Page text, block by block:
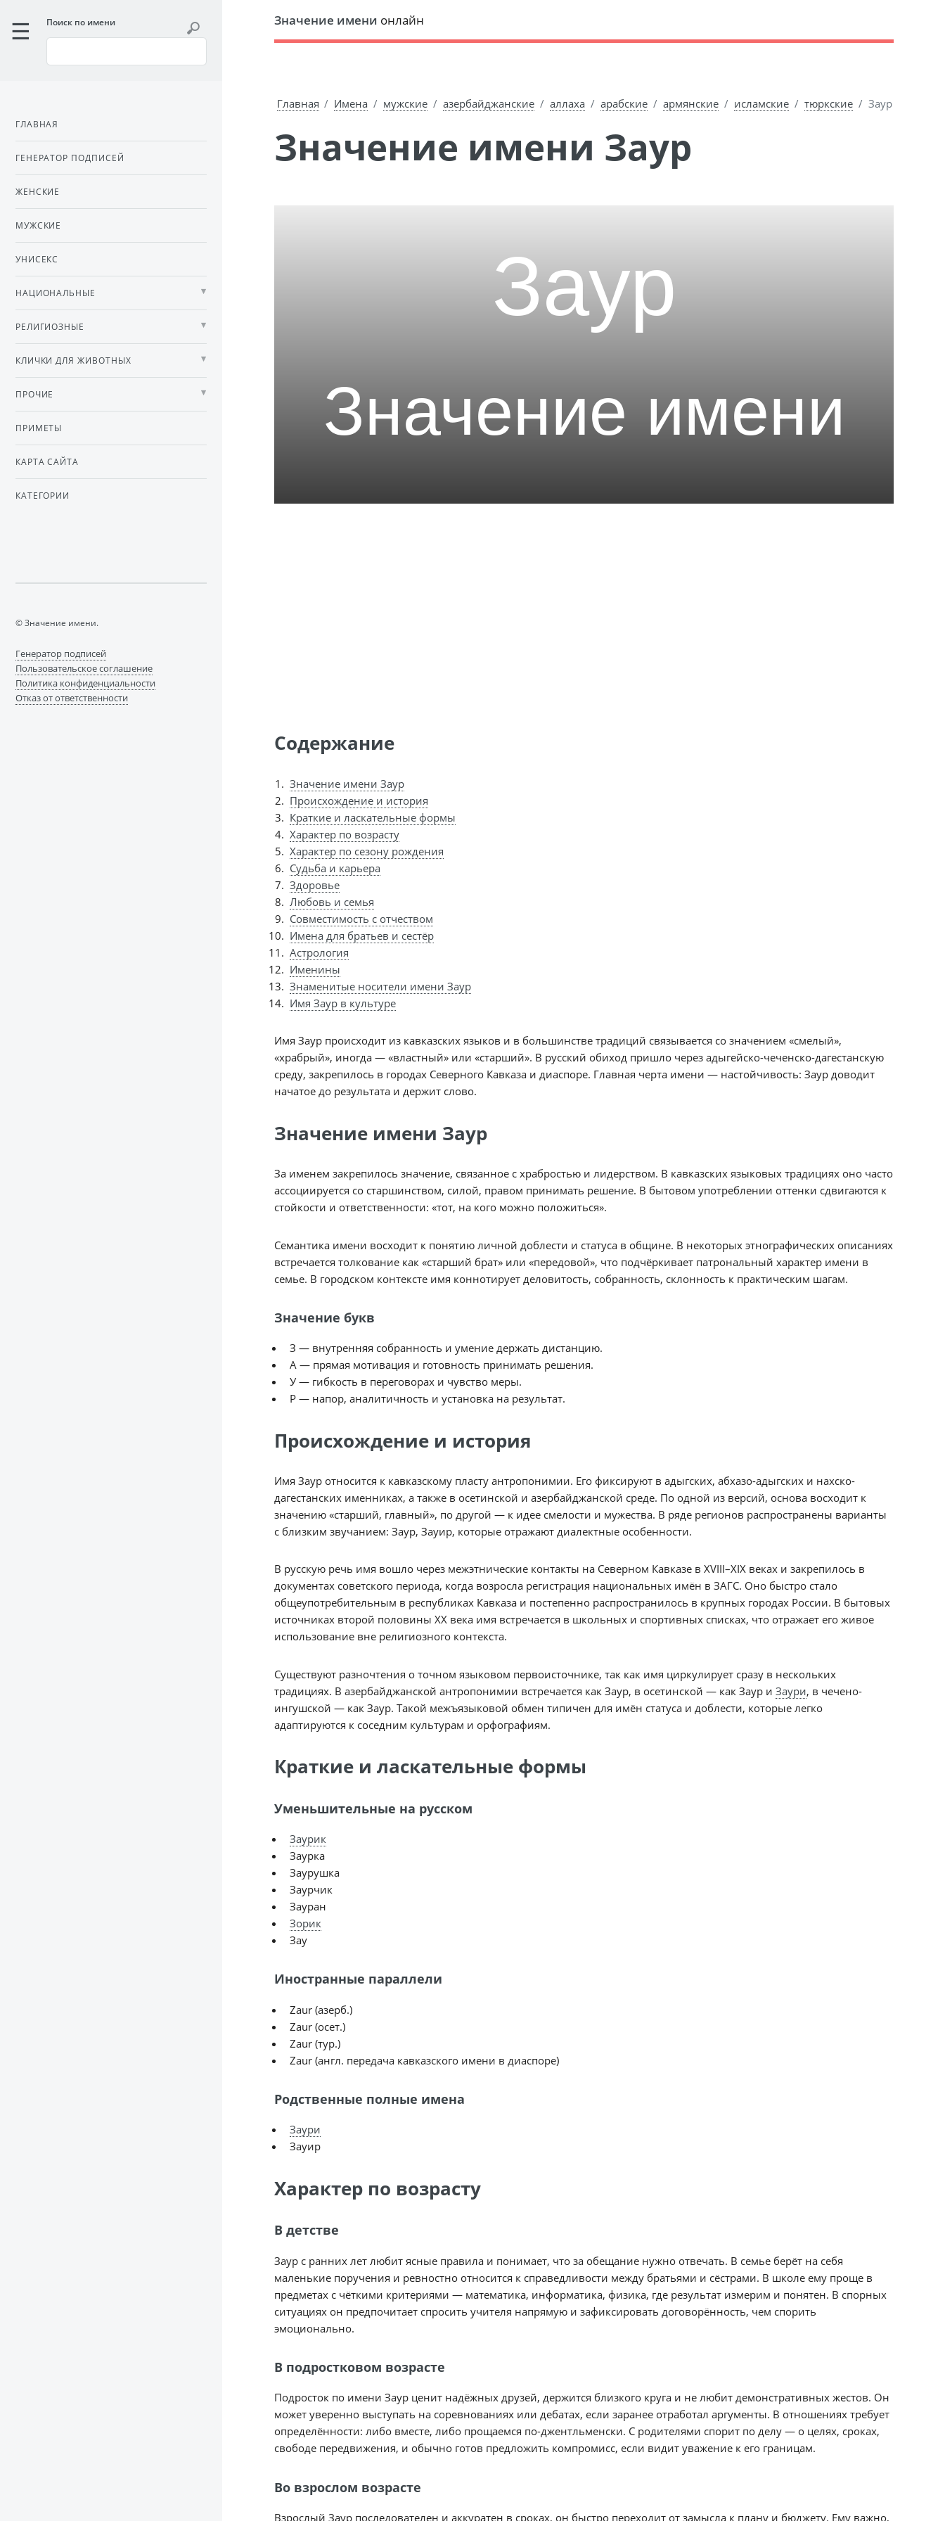
Значение имени онлайн
Главная Имена мужские азербайджанские аллаха арабские армянские исламские тюркские Заур
Значение имени Заур
Содержание
Значение имени Заур
Происхождение и история
Краткие и ласкательные формы
Характер по возрасту
Характер по сезону рождения
Судьба и карьера
Здоровье
Любовь и семья
Совместимость с отчеством
Имена для братьев и сестёр
Астрология
Именины
Знаменитые носители имени Заур
Имя Заур в культуре
Имя Заур происходит из кавказских языков и в большинстве традиций связывается со значением «смелый»,
«храбрый», иногда — «властный» или «старший». В русский обиход пришло через адыгейско-чеченско-дагестанскую
среду, закрепилось в городах Северного Кавказа и диаспоре. Главная черта имени — настойчивость: Заур доводит
начатое до результата и держит слово.
Значение имени Заур
За именем закрепилось значение, связанное с храбростью и лидерством. В кавказских языковых традициях оно часто
ассоциируется со старшинством, силой, правом принимать решение. В бытовом употреблении оттенки сдвигаются к
стойкости и ответственности: «тот, на кого можно положиться».
Семантика имени восходит к понятию личной доблести и статуса в общине. В некоторых этнографических описаниях
встречается толкование как «старший брат» или «передовой», что подчёркивает патрональный характер имени в
семье. В городском контексте имя коннотирует деловитость, собранность, склонность к практическим шагам.
Значение букв
З — внутренняя собранность и умение держать дистанцию.
А — прямая мотивация и готовность принимать решения.
У — гибкость в переговорах и чувство меры.
Р — напор, аналитичность и установка на результат.
Происхождение и история
Имя Заур относится к кавказскому пласту антропонимии. Его фиксируют в адыгских, абхазо-адыгских и нахско-
дагестанских именниках, а также в осетинской и азербайджанской среде. По одной из версий, основа восходит к
значению «старший, главный», по другой — к идее смелости и мужества. В ряде регионов распространены варианты
с близким звучанием: Зауp, Зауир, которые отражают диалектные особенности.
В русскую речь имя вошло через межэтнические контакты на Северном Кавказе в XVIII–XIX веках и закрепилось в
документах советского периода, когда возросла регистрация национальных имён в ЗАГС. Оно быстро стало
общеупотребительным в республиках Кавказа и постепенно распространилось в крупных городах России. В бытовых
источниках второй половины XX века имя встречается в школьных и спортивных списках, что отражает его живое
использование вне религиозного контекста.
Существуют разночтения о точном языковом первоисточнике, так как имя циркулирует сразу в нескольких
традициях. В азербайджанской антропонимии встречается как Заур, в осетинской — как Заур и Заури, в чечено-
ингушской — как Заур. Такой межъязыковой обмен типичен для имён статуса и доблести, которые легко
адаптируются к соседним культурам и орфографиям.
Краткие и ласкательные формы
Уменьшительные на русском
Заурик
Заурка
Заурушка
Заурчик
Зауран
Зорик
Зау
Иностранные параллели
Zaur (азерб.)
Zaur (осет.)
Zaur (тур.)
Zaur (англ. передача кавказского имени в диаспоре)
Родственные полные имена
Заури
Зауир
Характер по возрасту
В детстве
Заур с ранних лет любит ясные правила и понимает, что за обещание нужно отвечать. В семье берёт на себя
маленькие поручения и ревностно относится к справедливости между братьями и сёстрами. В школе ему проще в
предметах с чёткими критериями — математика, информатика, физика, где результат измерим и понятен. В спорных
ситуациях он предпочитает спросить учителя напрямую и зафиксировать договорённость, чем спорить
эмоционально.
В подростковом возрасте
Подросток по имени Заур ценит надёжных друзей, держится близкого круга и не любит демонстративных жестов. Он
может уверенно выступать на соревнованиях или дебатах, если заранее отработал аргументы. В отношениях требует
определённости: либо вместе, либо прощаемся по-джентльменски. С родителями спорит по делу — о целях, сроках,
свободе передвижения, и обычно готов предложить компромисс, если видит уважение к его границам.
Во взрослом возрасте
Взрослый Заур последователен и аккуратен в сроках, он быстро переходит от замысла к плану и бюджету. Ему важно,
Поиск по имени
ГЛАВНАЯ
ГЕНЕРАТОР ПОДПИСЕЙ
ЖЕНСКИЕ
МУЖСКИЕ
УНИСЕКС
НАЦИОНАЛЬНЫЕ
РЕЛИГИОЗНЫЕ
КЛИЧКИ ДЛЯ ЖИВОТНЫХ
ПРОЧИЕ
ПРИМЕТЫ
КАРТА САЙТА
КАТЕГОРИИ
© Значение имени.
Генератор подписей
Пользовательское соглашение
Политика конфиденциальности
Отказ от ответственности